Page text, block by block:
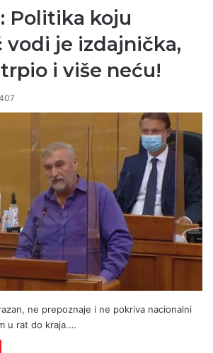
Politika koju
vodi je izdajnička,
i više neću!
ne prepoznaje i ne pokriva nacionalni
u rat do kraja.…